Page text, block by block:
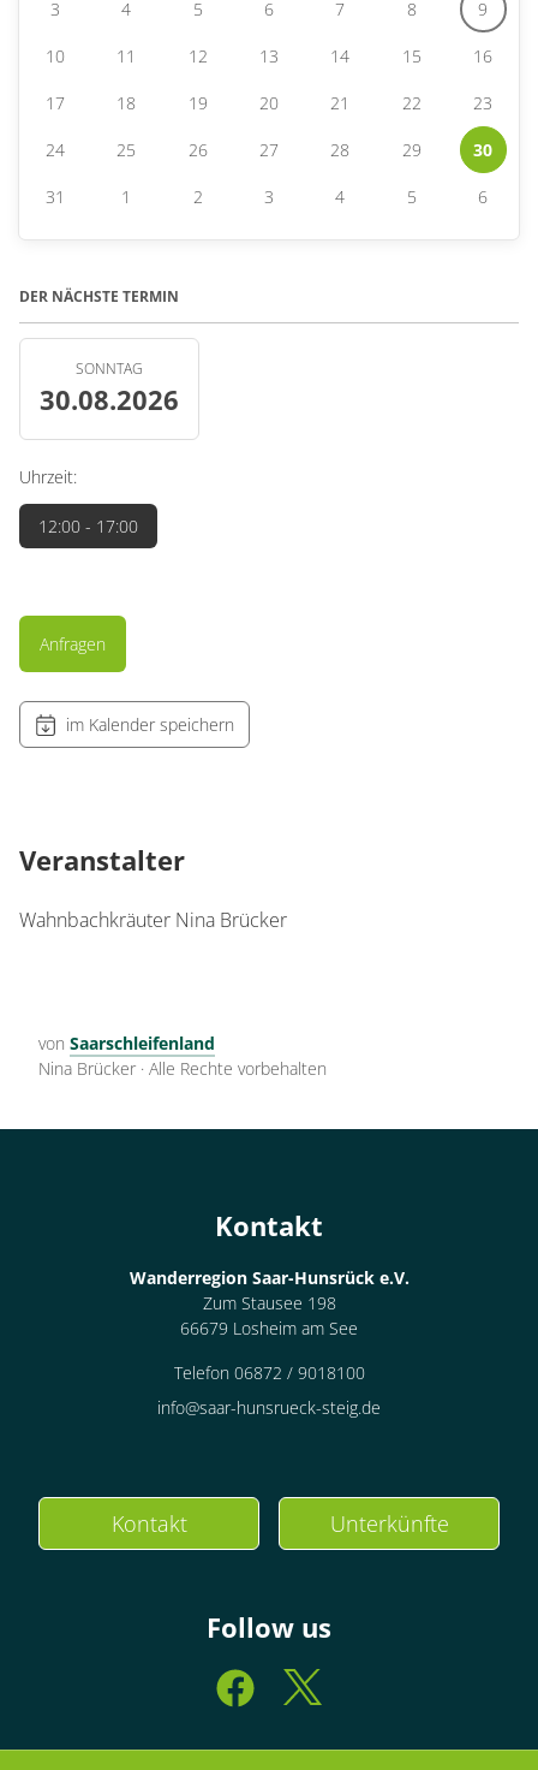
3 4 5 6 7 8 9
10 11 12 13 14 15 16
17 18 19 20 21 22 23
24 25 26 27 28 29 30
31 1 2 3 4 5 6
DER NÄCHSTE TERMIN
SONNTAG
30.08.2026
Uhrzeit:
12:00 - 17:00
Anfragen
im Kalender speichern
Veranstalter
Wahnbachkräuter Nina Brücker
von Saarschleifenland
Nina Brücker · Alle Rechte vorbehalten
Kontakt
Wanderregion Saar-Hunsrück e.V.
Zum Stausee 198
66679 Losheim am See
Telefon 06872 / 9018100
info@saar-hunsrueck-steig.de
Kontakt Unterkünfte
Follow us